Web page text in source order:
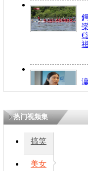
€
€
热门视频集
搞笑
美女